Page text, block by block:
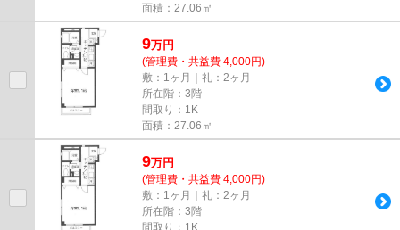
面積：27.06㎡
9万円
(管理費・共益費 4,000円)
敷：1ヶ月｜礼：2ヶ月
所在階：3階
間取り：1K
面積：27.06㎡
9万円
(管理費・共益費 4,000円)
敷：1ヶ月｜礼：2ヶ月
所在階：3階
間取り：1K